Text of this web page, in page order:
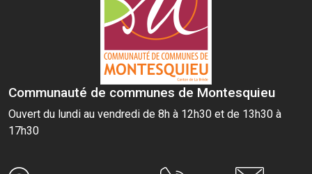
Communauté de communes de Montesquieu
Ouvert du lundi au vendredi de 8h à 12h30 et de 13h30 à
17h30